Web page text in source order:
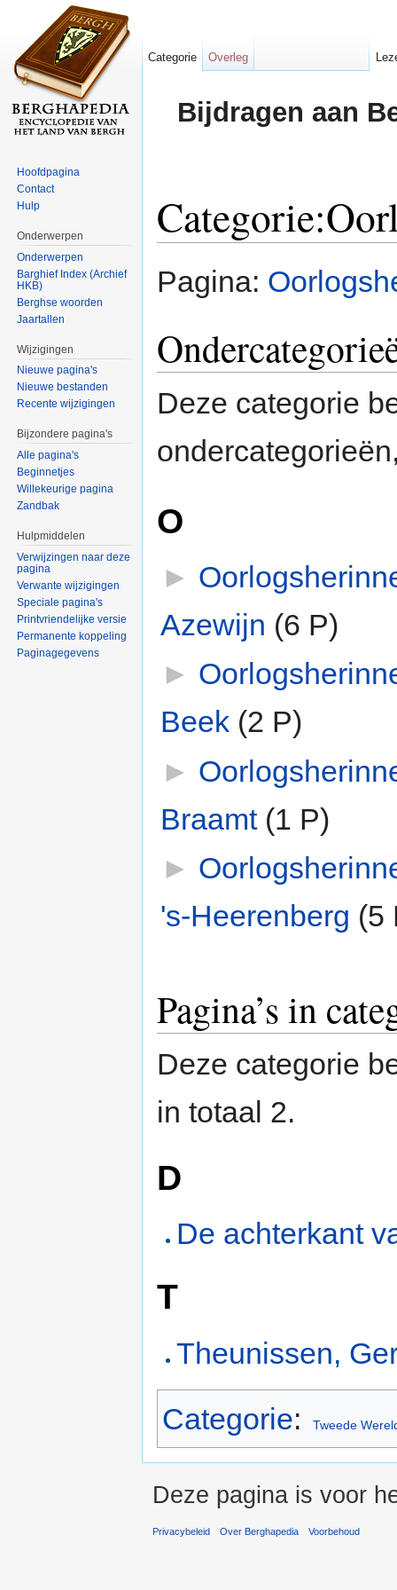
Bijdragen aan
Pagina:
Deze categorie
O
►
Azewijn (6 P)
►
Beek‎ (2 P)
►
Braamt‎ (1 P)
►
's-Heerenberg (5
Pagina’s in
Deze categorie
in totaal 2.
D
De achterkant
T
Theunissen,
Categorie: Tweede
Categorie Overleg
Hoofdpagina
Contact
Hulp
Onderwerpen
Onderwerpen
Barghief Index (Archief
HKB)
Berghse woorden
Jaartallen
Wijzigingen
Nieuwe pagina's
Nieuwe bestanden
Recente wijzigingen
Bijzondere pagina's
Alle pagina's
Beginnetjes
Willekeurige pagina
Zandbak
Hulpmiddelen
Verwijzingen naar deze
pagina
Verwante wijzigingen
Speciale pagina's
Printvriendelijke versie
Permanente koppeling
Paginagegevens
Deze pagina is voor
Privacybeleid Over Berghapedia Voorbehoud